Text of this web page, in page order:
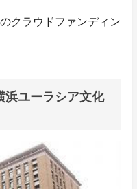
クラウドファンディン
浜ユーラシア文化